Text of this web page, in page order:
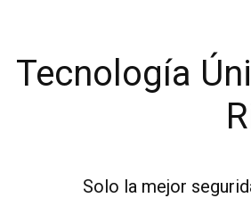
Tecnología
Solo la mejor